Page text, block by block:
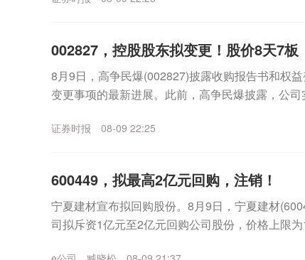
002827，控股股东拟变更！股价8天7板
8月9日，高争民爆(002827)披露收购报告书和权
变更事项的最新进展。此前，高争民爆披露，公
证券时报 08-09 22:25
600449，拟最高2亿元回购，注销！
宁夏建材宣布拟回购股份。8月9日，宁夏建材
司拟斥资1亿元至2亿元回购公司股份，价格上限